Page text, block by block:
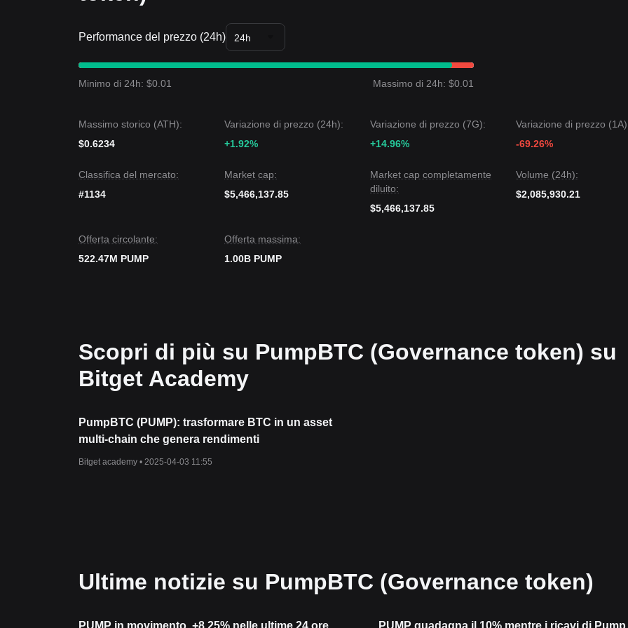
Insight sul mercato
sentiment del mercato è generalmente
di supporto e il $0.0000000168
Prospettive di mercato
Se il prezzo di PUMP scende sotto
, il prossimo target potrebbe essere
breve periodo, finché il prezzo resta sopra il supporto chiave di $0.0000000125, il trend di medio periodo è probabilmente
destinato a rimanere
Neutrale- rialzista
Performance del prezzo (24h) 24h
Minimo di 24h: $0.01 Massimo di 24h: $0.01
Massimo storico (ATH):
$0.6234
Variazione di prezzo (24h):
+1.92%
Variazione di prezzo (7G):
+14.96%
Variazione di prezzo
-69.26%
Classifica del mercato:
#1134
Market cap:
$5,466,137.85
Market cap completamente
diluito:
$5,466,137.85
Volume (24h):
$2,085,930.21
Offerta circolante:
522.47M PUMP
Offerta massima:
1.00B PUMP
Scopri di più su PumpBTC (Governance token) su
Bitget Academy
PumpBTC (PUMP): trasformare BTC in un asset
multi-chain che genera rendimenti
Bitget academy • 2025-04-03 11:55
Ultime notizie su PumpBTC (Governance token)
PUMP in movimento, +8,25% nelle ultime 24 ore PUMP guadagna il 10% mentre i ricavi di